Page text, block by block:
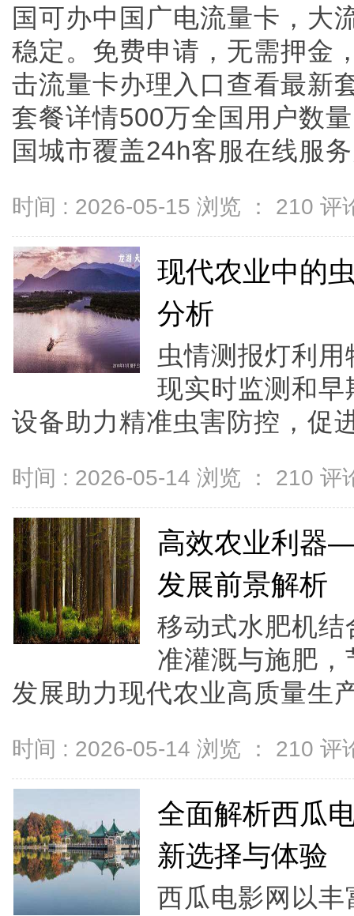
国可办中国广电流量卡，大
稳定。免费申请，无需押金
击流量卡办理入口查看最新
套餐详情500万全国用户数
国城市覆盖24h客服在线服
时间 : 2026-05-15 浏览 ： 210 评
现代农业中的
分析
虫情测报灯利
现实时监测和
设备助力精准虫害防控，促
时间 : 2026-05-14 浏览 ： 210 评
高效农业利器
发展前景解析
移动式水肥机
准灌溉与施肥
发展助力现代农业高质量生
时间 : 2026-05-14 浏览 ： 210 评
全面解析西瓜
新选择与体验
西瓜电影网以